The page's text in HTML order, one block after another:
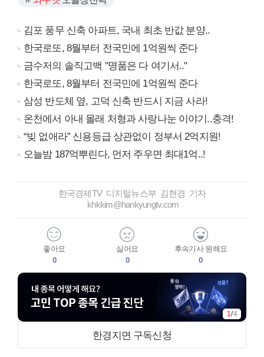
김포 풍무 신축 아파트, 국내 최초 반값 분양..
한국로또, 8월부터 전국민에 1억원씩 준다
금수저의 솔직고백 "명품은 다 여기서.."
한국로또, 8월부터 전국민에 1억원씩 준다
삼성 반도체 옆, 고덕 신축 반드시 지금 사라!
온천에서 아내 몰래 처형과 사랑나눈 이야기..충격!
“빚 없애라” 신용등급 상관없이 정부서 2억지원!
오늘밤 187억뿌린다, 먼저 주우면 최대1억..!
한국경제TV 디지털뉴스부 김현경 기자
khkkim@hankyungtv.com
좋아요
0
싫어요
0
후속기사 원해요
0
1/4
한경지면 구독신청